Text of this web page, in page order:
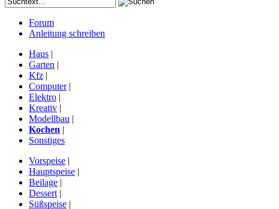
Forum
Anleitung schreiben
Haus |
Garten |
Kfz |
Computer|
Elektro |
Kreativ |
Modellbau |
Kochen |
Sonstiges
Vorspeise |
Hauptspeise |
Beilage |
Dessert |
Süßspeise |